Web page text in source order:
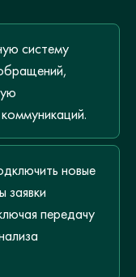
систему
новые
передачу